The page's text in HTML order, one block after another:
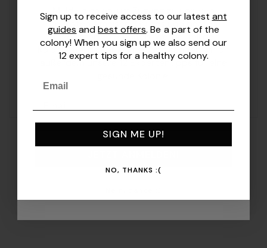
Die 10 besten Tipps für
die Haltung von
Ameisen als Haustiere
Melde dich an, um Zugang zu unseren
neuesten Ameisen-Guides und besten
Angeboten zu erhalten. Werde Teil der
Kolonie! Bei deiner Anmeldung senden wir dir
außerdem unsere 12 Expertentipps für eine
Sign up to receive access to our latest ant
guides andbest offers. Be a part of the
colony! When you sign up we also send our
12 expert tips for a healthy colony.
SIGN ME UP!
NO, THANKS :(